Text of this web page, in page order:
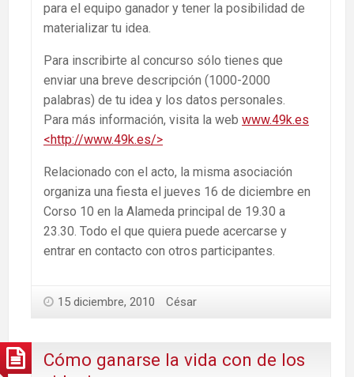
para el equipo ganador y tener la posibilidad de
materializar tu idea.
Para inscribirte al concurso sólo tienes que
enviar una breve descripción (1000-2000
palabras) de tu idea y los datos personales.
Para más información, visita la web www.49k.es
<http://www.49k.es/>
Relacionado con el acto, la misma asociación
organiza una fiesta el jueves 16 de diciembre en
Corso 10 en la Alameda principal de 19.30 a
23.30. Todo el que quiera puede acercarse y
entrar en contacto con otros participantes.
15 diciembre, 2010 César
Cómo ganarse la vida con de los